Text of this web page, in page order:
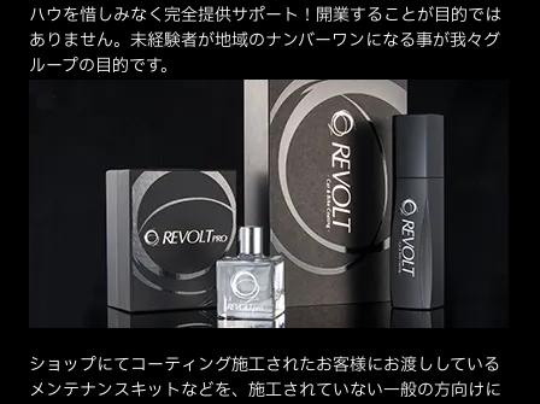
ハウを惜しみなく完全提供サポート！開業することが目的では
ありません。未経験者が地域のナンバーワンになる事が我々グ
ループの目的です。
ショップにてコーティング施工されたお客様にお渡ししている
メンテナンスキットなどを、施工されていない一般の方向けに